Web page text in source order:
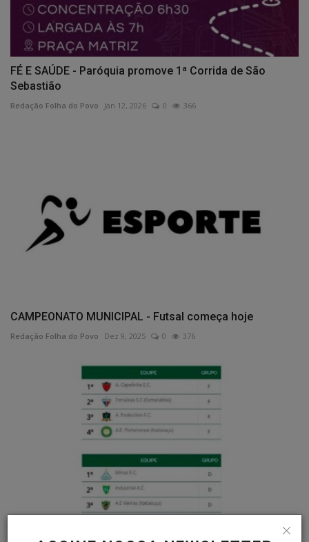
FÉ E SAÚDE - Paróquia promove 1ª Corrida de São
Sebastião
Redação Folha do Povo Jan 12, 2026 0 366
CAMPEONATO MUNICIPAL - Futsal começa hoje
Redação Folha do Povo Dez 9, 2025 0 376